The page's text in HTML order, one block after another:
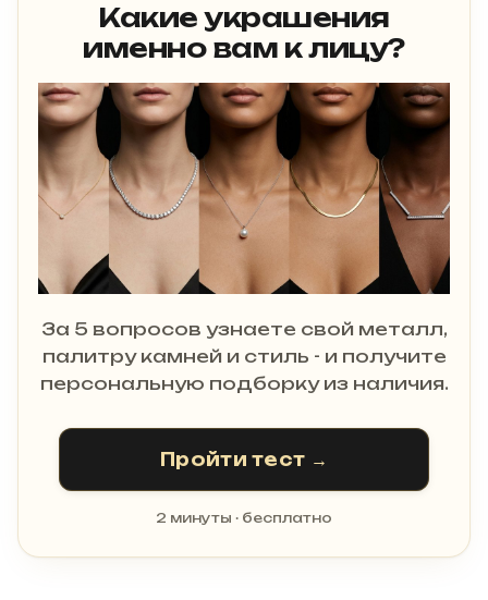
Какие украшения
именно вам к лицу?
За 5 вопросов узнаете свой металл,
палитру камней и стиль - и получите
персональную подборку из наличия.
Пройти тест →
2 минуты · бесплатно